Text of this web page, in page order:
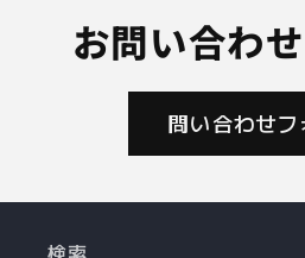
お問い合わ
問い合わせフ